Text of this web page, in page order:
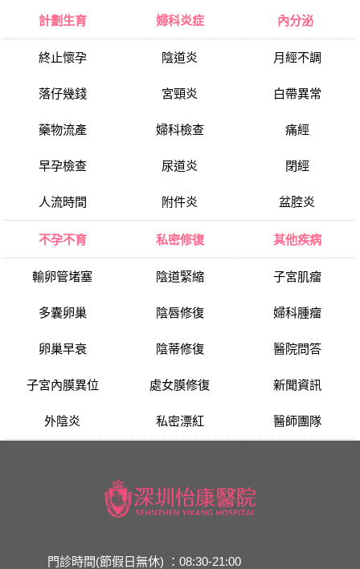
計劃生育
終止懷孕
落仔幾錢
藥物流產
早孕檢查
人流時間
婦科炎症
陰道炎
宮頸炎
婦科檢查
尿道炎
附件炎
內分泌
月經不調
白帶異常
痛經
閉經
盆腔炎
不孕不育
輸卵管堵塞
多囊卵巢
卵巢早衰
子宮內膜異位
外陰炎
私密修復
陰道緊縮
陰唇修復
陰蒂修復
處女膜修復
私密漂紅
其他疾病
子宮肌瘤
婦科腫瘤
醫院問答
新聞資訊
醫師團隊
門診時間(節假日無休) ：08:30-21:00